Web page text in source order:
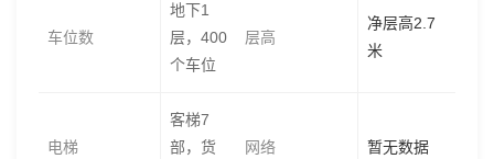
车位数
地下1
层，400
个车位
层高
净层高2.7
米
电梯
客梯7
部，货
网络 暂无数据